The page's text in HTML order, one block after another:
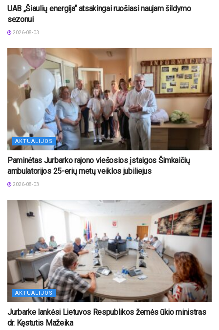
UAB „Šiaulių energija“ atsakingai ruošiasi naujam šildymo
sezonui
2026-08-03
AKTUALIJOS
Paminėtas Jurbarko rajono viešosios įstaigos Šimkaičių
ambulatorijos 25-erių metų veiklos jubiliejus
2026-08-03
AKTUALIJOS
Jurbarke lankėsi Lietuvos Respublikos žemės ūkio ministras
dr. Kęstutis Mažeika